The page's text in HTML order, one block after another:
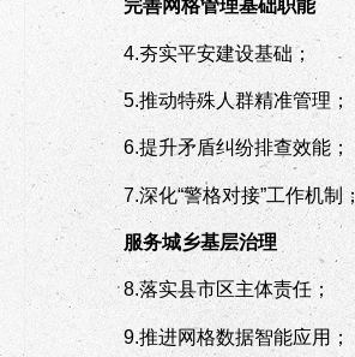
完善网格管理基础职能
4.夯实平安建设基础；
5.推动特殊人群精准管理；
6.提升矛盾纠纷排查效能；
7.深化“警格对接”工作机制；
服务城乡基层治理
8.落实县市区主体责任；
9.推进网格数据智能应用；